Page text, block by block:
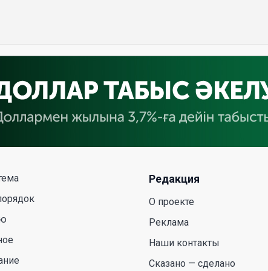
Редакция
О проекте
Реклама
Наши контакты
Сказано — сделано